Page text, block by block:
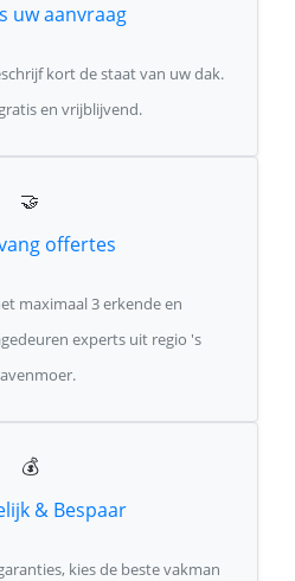
uw aanvraag
kort de staat van uw dak.
en vrijblijvend.
🤝
offertes
maximaal 3 erkende en
experts uit regio 's
💰
& Bespaar
kies de beste vakman